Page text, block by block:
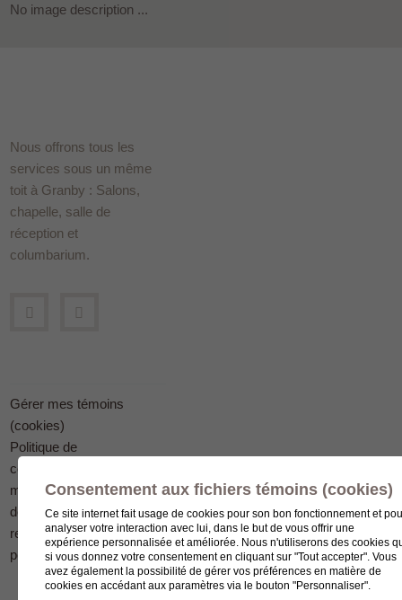
No image description ...
Nous offrons tous les
services sous un même
toit à Granby : Salons,
chapelle, salle de
réception et
columbarium.
Gérer mes témoins
(cookies)
Politique de
confidentialité en
matière
de protection des
renseignements
personnels
Consentement aux fichiers témoins (cookies)
Ce site internet fait usage de cookies pour son bon fonctionnement et
analyser votre interaction avec lui, dans le but de vous offrir une
expérience personnalisée et améliorée. Nous n'utiliserons des cookies
si vous donnez votre consentement en cliquant sur "Tout accepter". Vous
avez également la possibilité de gérer vos préférences en matière de
cookies en accédant aux paramètres via le bouton "Personnaliser".